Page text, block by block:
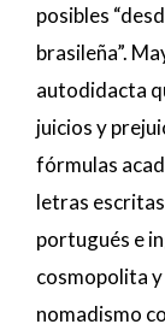
posibles
brasileña”.
autodidacta
juicios y
fórmulas
letras
portugués e
cosmopolita
nomadismo